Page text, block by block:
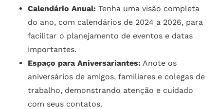
Calendário Anual: Tenha uma visão completa
do ano, com calendários de 2024 a 2026, para
facilitar o planejamento de eventos e datas
importantes.
Espaço para Aniversariantes: Anote os
aniversários de amigos, familiares e colegas de
trabalho, demonstrando atenção e cuidado
com seus contatos.